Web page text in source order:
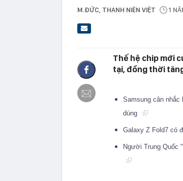
M.ĐỨC , THANH NIÊN VIỆT 1
Thế hệ chip mới
tại, đồng thời
Samsung cân
dùng
Galaxy Z Fold7 có
Người Trung Quốc